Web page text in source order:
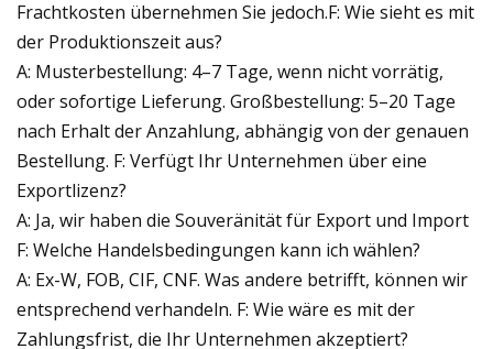
Frachtkosten übernehmen Sie jedoch.F: Wie sieht es mit
der Produktionszeit aus?
A: Musterbestellung: 4–7 Tage, wenn nicht vorrätig,
oder sofortige Lieferung. Großbestellung: 5–20 Tage
nach Erhalt der Anzahlung, abhängig von der genauen
Bestellung. F: Verfügt Ihr Unternehmen über eine
Exportlizenz?
A: Ja, wir haben die Souveränität für Export und Import
F: Welche Handelsbedingungen kann ich wählen?
A: Ex-W, FOB, CIF, CNF. Was andere betrifft, können wir
entsprechend verhandeln. F: Wie wäre es mit der
Zahlungsfrist, die Ihr Unternehmen akzeptiert?